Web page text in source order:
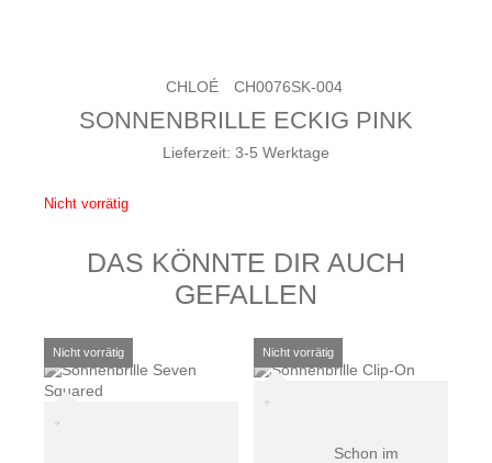
CH0076SK-004
CHLOÉ
SONNENBRILLE ECKIG PINK
Lieferzeit: 3-5 Werktage
Nicht vorrätig
DAS KÖNNTE DIR AUCH
GEFALLEN
Schon im